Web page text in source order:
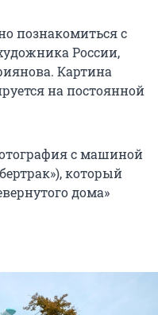
познакомиться с
России,
Картина
на постоянной
с машиной
который
дома»